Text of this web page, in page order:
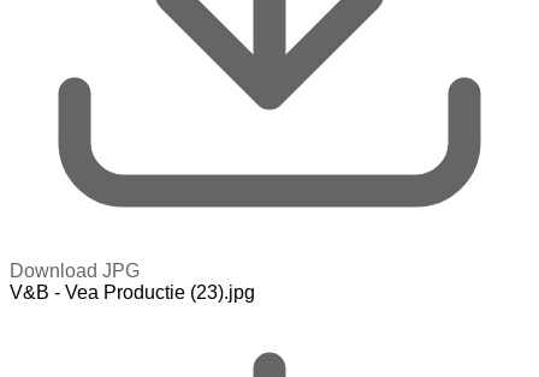
Download JPG
V&B - Vea Productie (23).jpg